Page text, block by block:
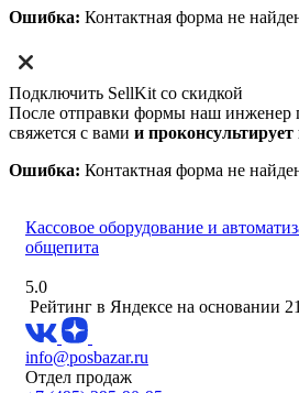
Ошибка: Контактная форма не
Подключить SellKit со скидкой
После отправки формы наш инженер
свяжется с вами и
Ошибка: Контактная форма не
Кассовое оборудование и
общепита
5.0
Рейтинг в Яндексе на основании
info@posbazar.ru
Отдел продаж